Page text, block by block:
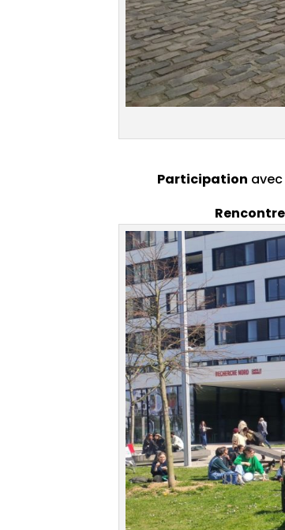
Participation
Rencontre